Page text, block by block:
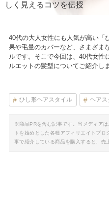
しく見えるコツを伝授
40代の大人女性にも人気が高い「
果や毛量のカバーなど、さまざま
ルです。そこで今回は、40代女性
ルエットの髪型についてご紹介しま
ひし形ヘアスタイル ヘアス
※商品PRを含む記事です。当メディア
トを始めとした各種アフィリエイトプ
事で紹介している商品を購入すると、売